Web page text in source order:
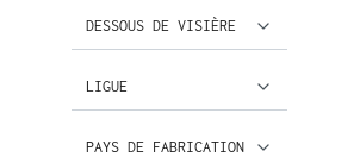
DESSOUS DE VISIÈRE
LIGUE
PAYS DE FABRICATION